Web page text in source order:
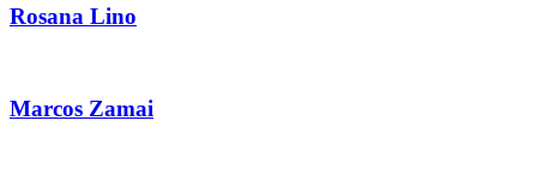
Rosana Lino
Marcos Zamai